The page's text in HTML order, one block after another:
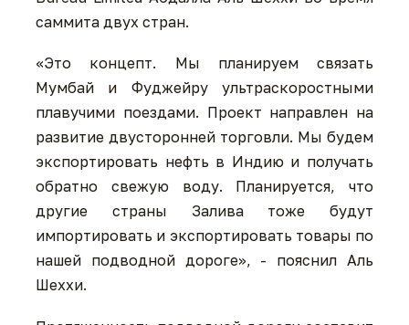
саммита двух стран.
«Это концепт. Мы планируем связать
Мумбай и Фуджейру ультраскоростными
плавучими поездами. Проект направлен на
развитие двусторонней торговли. Мы будем
экспортировать нефть в Индию и получать
обратно свежую воду. Планируется, что
другие страны Залива тоже будут
импортировать и экспортировать товары по
нашей подводной дороге», - пояснил Аль
Шеххи.